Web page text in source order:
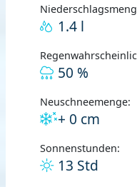
1.4 l
50 %
Neuschneemenge:
+ 0 cm
Sonnenstunden:
13 Std